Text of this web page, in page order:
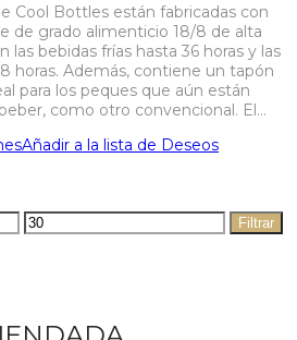
Cool Bottles están fabricadas con
de grado alimenticio 18/8 de alta
las bebidas frías hasta 36 horas y las
horas. Además, contiene un tapón
para los peques que aún están
como otro convencional. El…
Añadir a la lista de Deseos
Precio
máximo
Filtrar